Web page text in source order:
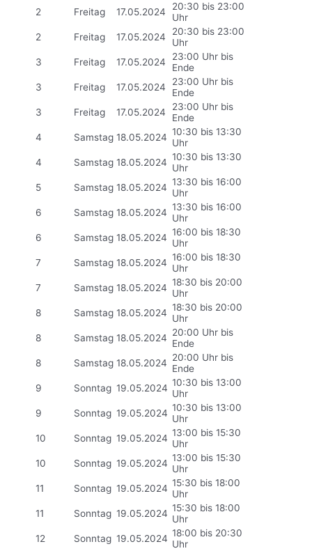
2
Freitag 17.05.2024
20:30 bis 23:00
Uhr
2
Freitag 17.05.2024
20:30 bis 23:00
Uhr
3
Freitag 17.05.2024
23:00 Uhr bis
Ende
3
Freitag 17.05.2024
23:00 Uhr bis
Ende
3
Freitag 17.05.2024
23:00 Uhr bis
Ende
4
Samstag 18.05.2024 10:30 bis 13:30
Uhr
4
Samstag 18.05.2024 10:30 bis 13:30
Uhr
5
Samstag 18.05.2024 13:30 bis 16:00
Uhr
6
Samstag 18.05.2024 13:30 bis 16:00
Uhr
6
Samstag 18.05.2024 16:00 bis 18:30
Uhr
7
Samstag 18.05.2024 16:00 bis 18:30
Uhr
7
Samstag 18.05.2024 18:30 bis 20:00
Uhr
8
Samstag 18.05.2024 18:30 bis 20:00
Uhr
8
Samstag 18.05.2024 20:00 Uhr bis
Ende
8
Samstag 18.05.2024 20:00 Uhr bis
Ende
9
Sonntag 19.05.2024 10:30 bis 13:00
Uhr
9
Sonntag 19.05.2024 10:30 bis 13:00
Uhr
10
Sonntag 19.05.2024 13:00 bis 15:30
Uhr
10
Sonntag 19.05.2024 13:00 bis 15:30
Uhr
11
Sonntag 19.05.2024 15:30 bis 18:00
Uhr
11
Sonntag 19.05.2024 15:30 bis 18:00
Uhr
12
Sonntag 19.05.2024 18:00 bis 20:30
Uhr